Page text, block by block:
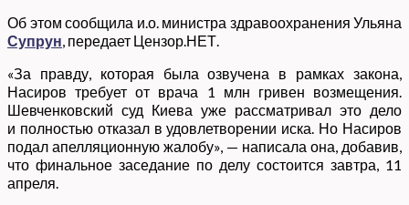
Об этом сообщила и.о. министра здравоохранения Ульяна
Супрун, передает Цензор.НЕТ.
«За правду, которая была озвучена в рамках закона,
Насиров требует от врача 1 млн гривен возмещения.
Шевченковский суд Киева уже рассматривал это дело
и полностью отказал в удовлетворении иска. Но Насиров
подал апелляционную жалобу», — написала она, добавив,
что финальное заседание по делу состоится завтра, 11
апреля.